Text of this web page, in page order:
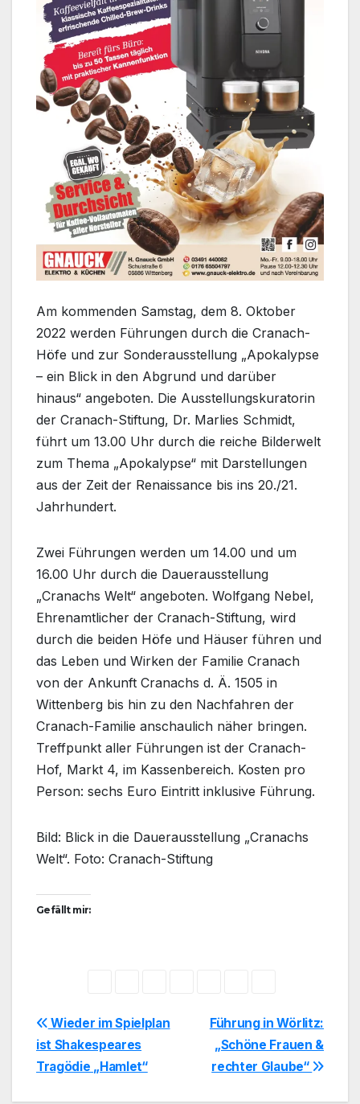
Am kommenden Samstag, dem 8. Oktober
2022 werden Führungen durch die Cranach-
Höfe und zur Sonderausstellung „Apokalypse
– ein Blick in den Abgrund und darüber
hinaus“ angeboten. Die Ausstellungskuratorin
der Cranach-Stiftung, Dr. Marlies Schmidt,
führt um 13.00 Uhr durch die reiche Bilderwelt
zum Thema „Apokalypse“ mit Darstellungen
aus der Zeit der Renaissance bis ins 20./21.
Jahrhundert.
Zwei Führungen werden um 14.00 und um
16.00 Uhr durch die Dauerausstellung
„Cranachs Welt“ angeboten. Wolfgang Nebel,
Ehrenamtlicher der Cranach-Stiftung, wird
durch die beiden Höfe und Häuser führen und
das Leben und Wirken der Familie Cranach
von der Ankunft Cranachs d. Ä. 1505 in
Wittenberg bis hin zu den Nachfahren der
Cranach-Familie anschaulich näher bringen.
Treffpunkt aller Führungen ist der Cranach-
Hof, Markt 4, im Kassenbereich. Kosten pro
Person: sechs Euro Eintritt inklusive Führung.
Bild: Blick in die Dauerausstellung „Cranachs
Welt“. Foto: Cranach-Stiftung
Gefällt mir:
BeitragsnavigationFührung in Wörlitz:
„Schöne Frauen &
rechter Glaube“
Wieder im Spielplan
ist Shakespeares
Tragödie „Hamlet“